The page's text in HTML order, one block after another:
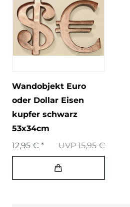
Wandobjekt Euro
oder Dollar Eisen
kupfer schwarz
53x34cm
UVP 15,95 €
12,95 € *